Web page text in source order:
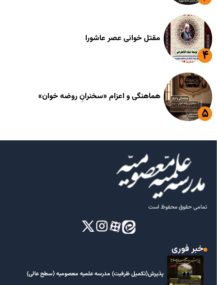
مقتل خوانی عصر عاشورا
هماهنگی و اعزام «سخنرانِ روضه خوان»
تمامی حقوق محفوظ است
خبر فوری
پذیرش(تکمیل ظرفیت) مدرسه علمیه معصومیه‌ (سطح عالی)